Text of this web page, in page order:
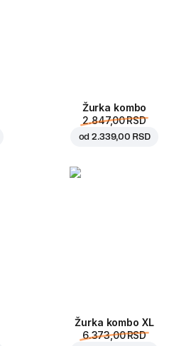
Žurka kombo
2.847,00 RSD
od2.339,00 RSD
Žurka kombo XL
6.373,00 RSD